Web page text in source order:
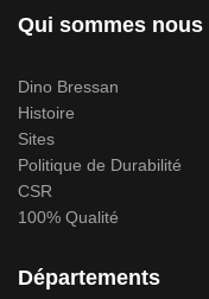
Qui sommes nous
Dino Bressan
Histoire
Sites
Politique de Durabilité
CSR
100% Qualité
Départements